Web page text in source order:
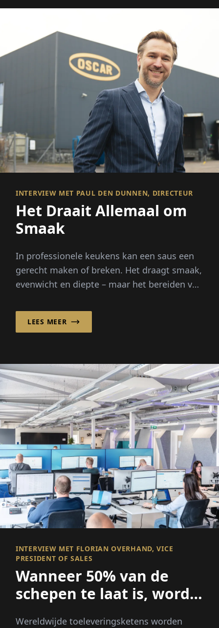
INTERVIEW MET PAUL DEN DUNNEN, DIRECTEUR
Het Draait Allemaal om
Smaak
In professionele keukens kan een saus een
gerecht maken of breken. Het draagt smaak,
evenwicht en diepte – maar het bereiden van
LEES MEER
INTERVIEW MET FLORIAN OVERHAND, VICE
PRESIDENT OF SALES
Wanneer 50% van de
schepen te laat is, wordt
Wereldwijde toeleveringsketens worden